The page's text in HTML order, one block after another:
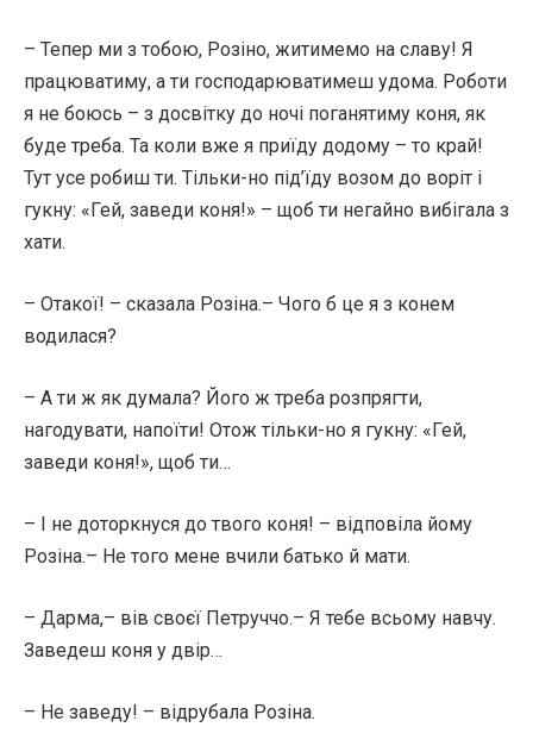
– Тепер ми з тобою, Розіно, житимемо на славу! Я
працюватиму, а ти господарюватимеш удома. Роботи
я не боюсь – з досвітку до ночі поганятиму коня, як
буде треба. Та коли вже я приїду додому – то край!
Тут усе робиш ти. Тільки-но під’їду возом до воріт і
гукну: «Гей, заведи коня!» – щоб ти негайно вибігала з
хати.
– Отакої! – сказала Розіна.– Чого б це я з конем
водилася?
– А ти ж як думала? Його ж треба розпрягти,
нагодувати, напоїти! Отож тільки-но я гукну: «Гей,
заведи коня!», щоб ти…
– І не доторкнуся до твого коня! – відповіла йому
Розіна.– Не того мене вчили батько й мати.
– Дарма,– вів своєї Петруччо.– Я тебе всьому навчу.
Заведеш коня у двір…
– Не заведу! – відрубала Розіна.